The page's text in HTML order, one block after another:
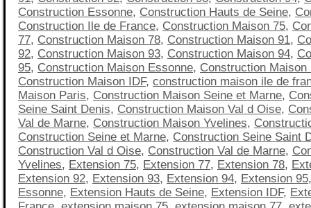
Construction Essonne, Construction Hauts de Seine,
Construction Ile de France, Construction Maison 75,
77, Construction Maison 78, Construction Maison 91,
92, Construction Maison 93, Construction Maison 94,
95, Construction Maison Essonne, Construction Maison
Construction Maison IDF, construction maison ile de
Maison Paris, Construction Maison Seine et Marne,
Seine Saint Denis, Construction Maison Val d Oise,
Val de Marne, Construction Maison Yvelines,
Construction Seine et Marne, Construction Seine Saint
Construction Val d Oise, Construction Val de Marne,
Yvelines, Extension 75, Extension 77, Extension 78,
Extension 92, Extension 93, Extension 94, Extension 95
Essonne, Extension Hauts de Seine, Extension IDF,